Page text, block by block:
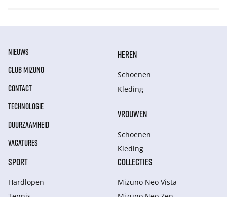
NIEUWS
CLUB MIZUNO
CONTACT
TECHNOLOGIE
DUURZAAMHEID
VACATURES
HEREN
Schoenen
Kleding
VROUWEN
Schoenen
Kleding
SPORT
Hardlopen
COLLECTIES
Mizuno Neo Vista